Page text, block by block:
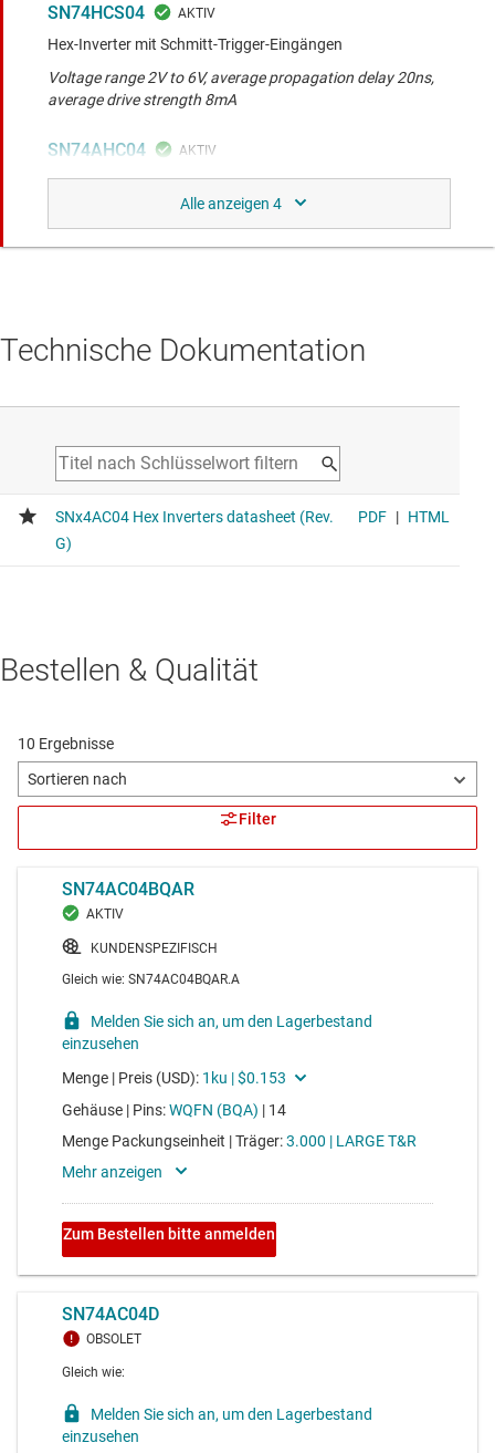
SN74HCS04
Hex-Inverter mit Schmitt-Trigger-Eingängen
Voltage range 2V to 6V, average propagation delay 20ns,
average drive strength 8mA
SN74AHC04
6-Kanal-Inverter, 2 V bis 5,5 V
Voltage range 2V to 5.5V, average propagation delay 12ns,
Baustein.
Voltage range 2V to 6V, average propagation delay 20ns,
average drive strength 8mA
Technische Dokumentation
Bestellen & Qualität